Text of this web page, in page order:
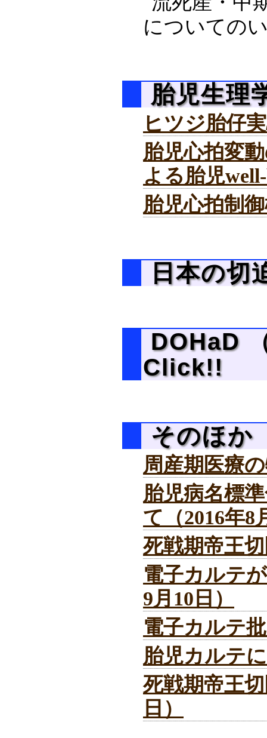
についての
胎児生理
ヒツジ胎仔
胎児心拍変
よる胎児
胎児心拍制
日本の切
DOHaD
Click!!
そのほか
周産期医療
胎児病名標
て（2016年8
死戦期帝王
電子カルテ
9月10日）
電子カルテ
胎児カルテ
死戦期帝王
日）